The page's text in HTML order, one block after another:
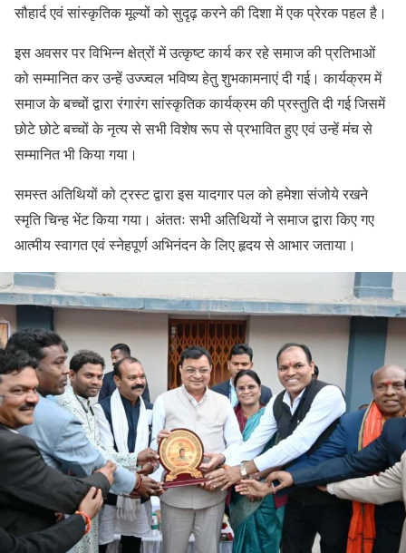
सौहार्द एवं सांस्कृतिक मूल्यों को सुदृढ़ करने की दिशा में एक प्रेरक पहल है।
इस अवसर पर विभिन्न क्षेत्रों में उत्कृष्ट कार्य कर रहे समाज की प्रतिभाओं
को सम्मानित कर उन्हें उज्ज्वल भविष्य हेतु शुभकामनाएं दी गई। कार्यक्रम में
समाज के बच्चों द्वारा रंगारंग सांस्कृतिक कार्यक्रम की प्रस्तुति दी गई जिसमें
छोटे छोटे बच्चों के नृत्य से सभी विशेष रूप से प्रभावित हुए एवं उन्हें मंच से
सम्मानित भी किया गया।
समस्त अतिथियों को ट्रस्ट द्वारा इस यादगार पल को हमेशा संजोये रखने
स्मृति चिन्ह भेंट किया गया। अंततः सभी अतिथियों ने समाज द्वारा किए गए
आत्मीय स्वागत एवं स्नेहपूर्ण अभिनंदन के लिए हृदय से आभार जताया।